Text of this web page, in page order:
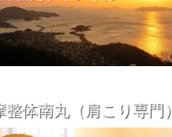
整体南丸（肩こり専門）